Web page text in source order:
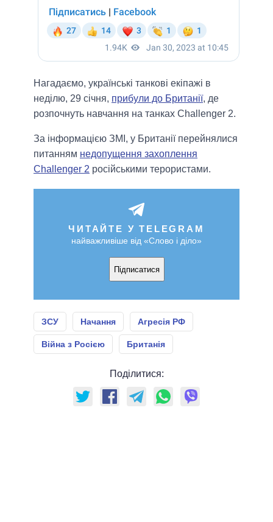
Нагадаємо, українські танкові екіпажі в
неділю, 29 січня, прибули до Британії, де
розпочнуть навчання на танках Challenger 2.
За інформацією ЗМІ, у Британії перейнялися
питанням недопущення захоплення
Challenger 2 російськими терористами.
ЧИТАЙТЕ У TELEGRAM
найважливіше від «Слово і діло»
Підписатися
ЗСУ Начання Агресія РФ
Війна з Росією Британія
Поділитися: